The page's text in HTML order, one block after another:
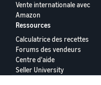
Vente internationale avec
Amazon
Ressources
Calculatrice des recettes
Forums des vendeurs
Centre d'aide
Seller University